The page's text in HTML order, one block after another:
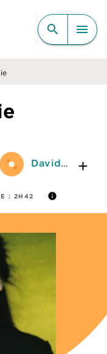
CONTENU
search menu
David Macaluso
: 2H42 info